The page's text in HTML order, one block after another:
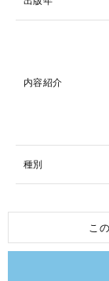
内容紹介
種別
こ